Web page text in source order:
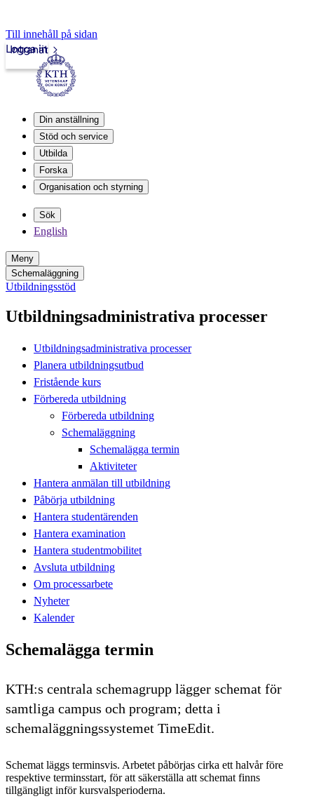
Till innehåll på sidan
Intranät
Logga in
Din anställning
Stöd och service
Utbilda
Forska
Organisation och styrning
Sök
English
Meny
Schemaläggning
Utbildningsstöd
Utbildningsadministrativa processer
Utbildningsadministrativa processer
Planera utbildningsutbud
Fristående kurs
Förbereda utbildning
Förbereda utbildning
Schemaläggning
Schemalägga termin
Aktiviteter
Hantera anmälan till utbildning
Påbörja utbildning
Hantera studentärenden
Hantera examination
Hantera studentmobilitet
Avsluta utbildning
Om processarbete
Nyheter
Kalender
Schemalägga termin
KTH:s centrala schemagrupp lägger schemat för
samtliga campus och program; detta i
schemaläggningssystemet TimeEdit.
Schemat läggs terminsvis. Arbetet påbörjas cirka ett halvår före
respektive terminsstart, för att säkerställa att schemat finns
tillgängligt inför kursvalsperioderna.